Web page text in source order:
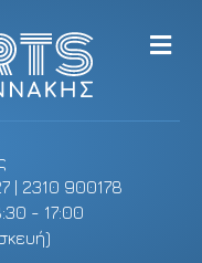
| 2310 900178
- 17:00
M
e